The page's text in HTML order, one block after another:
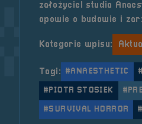
założyciel studia
opowie o budowie i
Kategorie wpisu:
Tagi: #ANAESTHETIC
#PIOTR STOSIEK
#SURVIVAL HORROR